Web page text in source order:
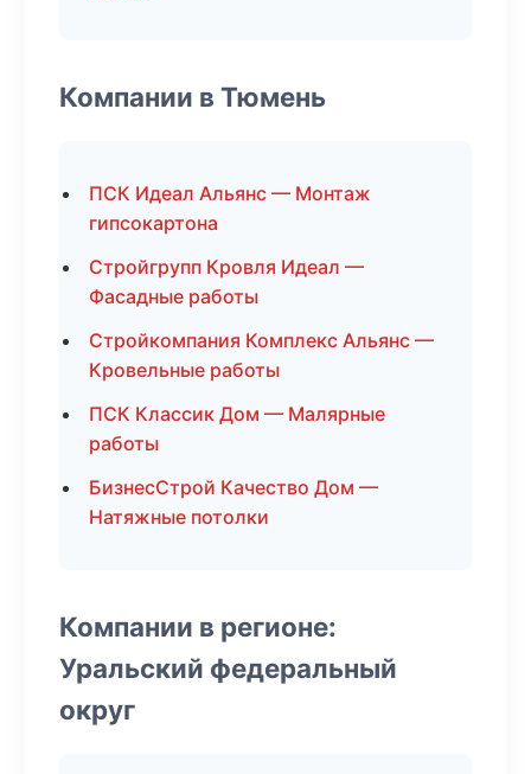
Компании в Тюмень
ПСК Идеал Альянс — Монтаж
гипсокартона
Стройгрупп Кровля Идеал —
Фасадные работы
Стройкомпания Комплекс Альянс —
Кровельные работы
ПСК Классик Дом — Малярные
работы
БизнесСтрой Качество Дом —
Натяжные потолки
Компании в регионе:
Уральский федеральный
округ